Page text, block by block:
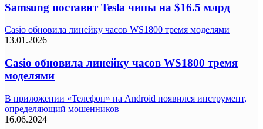
Samsung поставит Tesla чипы на $16.5 млрд
Casio обновила линейку часов WS1800 тремя моделями
13.01.2026
Casio обновила линейку часов WS1800 тремя
моделями
В приложении «Телефон» на Android появился инструмент,
определяющий мошенников
16.06.2024